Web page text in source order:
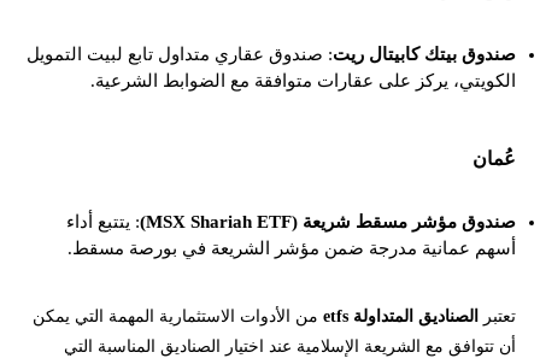
صندوق بيتك كابيتال ريت: صندوق عقاري متداول تابع لبيت التمويل
الكويتي، يركز على عقارات متوافقة مع الضوابط الشرعية.
عُمان
صندوق مؤشر مسقط شريعة (MSX Shariah ETF)
: يتتبع أداء
أسهم عمانية مدرجة ضمن مؤشر الشريعة في بورصة مسقط.
تعتبر الصناديق المتداولة etfs
من الأدوات الاستثمارية المهمة التي يمكن
أن تتوافق مع الشريعة الإسلامية عند اختيار الصناديق المناسبة التي